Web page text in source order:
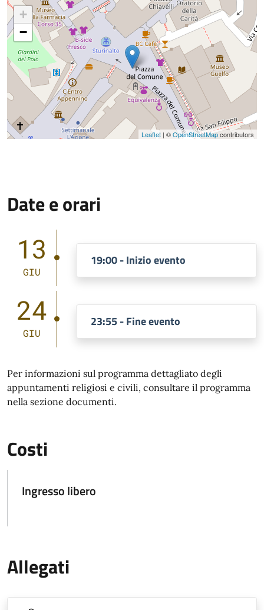
+
−
Leaflet | ©OpenStreetMapcontributors
Date e orari
13
GIU
19:00 - Inizio evento
24
GIU
23:55 - Fine evento
Per informazioni sul programma dettagliato degli
appuntamenti religiosi e civili, consultare il programma
nella sezione documenti.
Costi
Ingresso libero
Allegati